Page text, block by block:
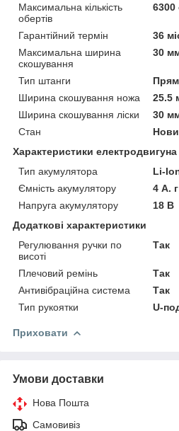
Максимальна кількість
обертів
6300
Гарантійний термін
36
Максимальна ширина
скошування
30
Тип штанги
Ширина скошування ножа
25.5
Ширина скошування ліски
30
Стан
Характеристики електродвигуна
Тип акумулятора
Li-
Ємність акумулятору
4 А. г
Напруга акумулятору
18 В
Додаткові характеристики
Регулювання ручки по
висоті
Так
Плечовий ремінь
Так
Антивібраційна система
Так
Тип рукоятки
U-
Приховати
Умови доставки
Нова Пошта
Самовивіз